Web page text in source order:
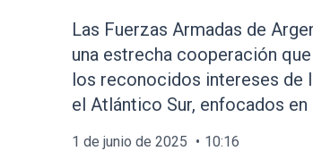
Las Fuerzas Armadas de
una estrecha cooperación
los reconocidos intereses de
el Atlántico Sur, enfocados en
1 de junio de 2025 10:16